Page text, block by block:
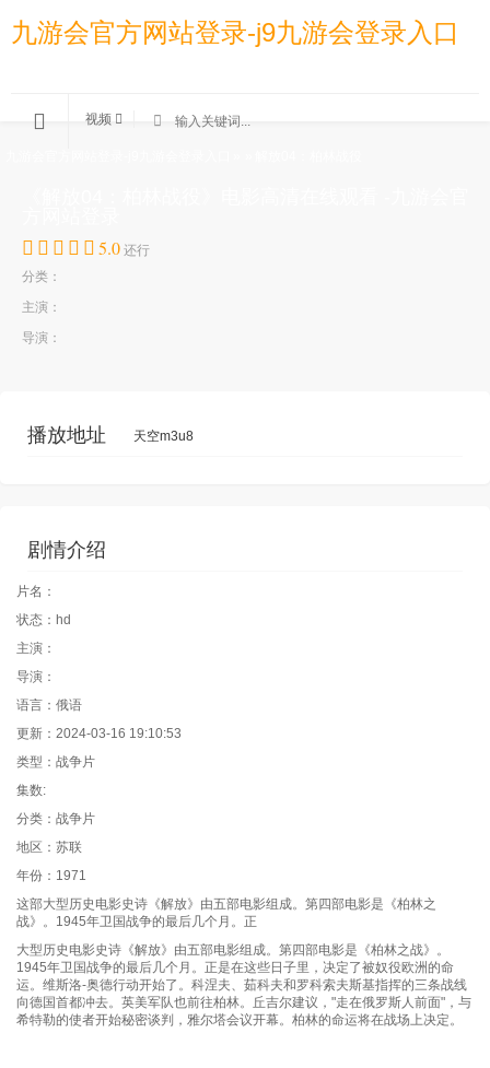
九游会官方网站登录-j9九游会登录入口
视频
5.0 还行
分类：
主演：
导演：
播放地址 天空m3u8
剧情介绍
片名：
状态：hd
主演：
导演：
语言：俄语
更新：2024-03-16 19:10:53
类型：战争片
集数:
分类：战争片
地区：苏联
年份：1971
这部大型历史电影史诗《解放》由五部电影组成。第四部电影是《柏林之
战》。1945年卫国战争的最后几个月。正
大型历史电影史诗《解放》由五部电影组成。第四部电影是《柏林之战》。
1945年卫国战争的最后几个月。正是在这些日子里，决定了被奴役欧洲的命
运。维斯洛-奥德行动开始了。科涅夫、茹科夫和罗科索夫斯基指挥的三条战线
向德国首都冲去。英美军队也前往柏林。丘吉尔建议，"走在俄罗斯人前面"，与
希特勒的使者开始秘密谈判，雅尔塔会议开幕。柏林的命运将在战场上决定。